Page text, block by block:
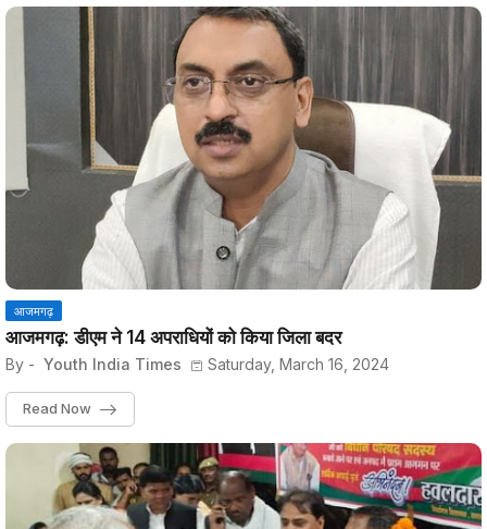
आजमगढ़
आजमगढ़: डीएम ने 14 अपराधियों को किया जिला बदर
By - Youth India Times Saturday, March 16, 2024
Read Now